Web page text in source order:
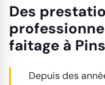
Des
faitage à
Depuis des